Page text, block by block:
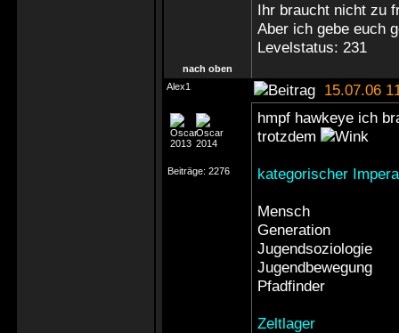
Ihr braucht nicht zu
Aber ich gebe euch
Levelstatus: 231
nach oben
Alex1
15.07.06
Beiträge: 2276
hmpf hawkeye ich
trotzdem
kategorischer
Mensch
Generation
Jugendsoziologie
Jugendbewegung
Pfadfinder
Zeltlager